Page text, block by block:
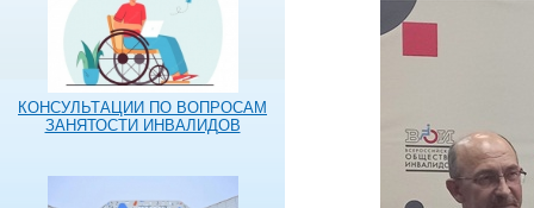
КОНСУЛЬТАЦИИ ПО ВОПРОСАМ
ЗАНЯТОСТИ ИНВАЛИДОВ